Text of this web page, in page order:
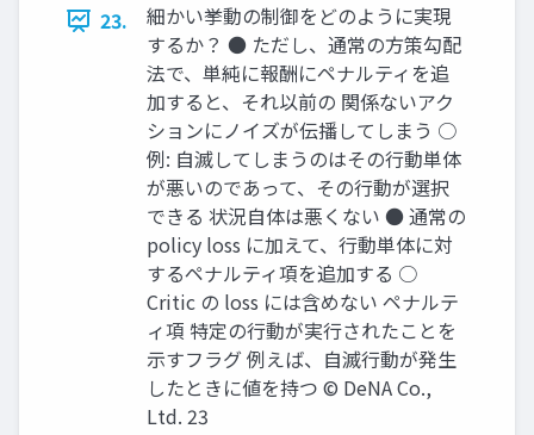
23.
細かい挙動の制御をどのように実現
するか？ ● ただし、通常の方策勾配
法で、単純に報酬にペナルティを追
加すると、それ以前の 関係ないアク
ションにノイズが伝播してしまう ○
例: 自滅してしまうのはその行動単体
が悪いのであって、その行動が選択
できる 状況自体は悪くない ● 通常の
policy loss に加えて、行動単体に対
するペナルティ項を追加する ○
Critic の loss には含めない ペナルテ
ィ項 特定の行動が実行されたことを
示すフラグ 例えば、自滅行動が発生
したときに値を持つ © DeNA Co.,
Ltd. 23